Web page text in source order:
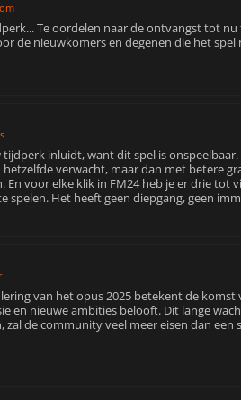
Te oordelen naar de ontvangst tot
de nieuwkomers en degenen die het
inluidt, want dit spel is
verwacht, maar dan met betere
En voor elke klik in FM24 heb je er drie tot
spelen. Het heeft geen diepgang, geen
van het opus 2025 betekent de
en nieuwe ambities belooft. Dit lange
zal de community veel meer eisen dan